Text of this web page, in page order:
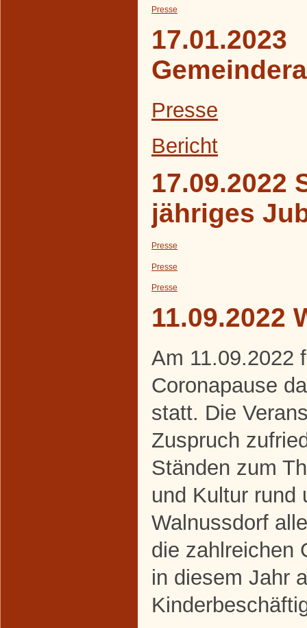
Presse
17.01.2023
Presse
Bericht
17.09.2022
jähriges
Presse
Presse
Presse
11.09.2022
Am 11.09.2022
Coronapause
statt. Die
Zuspruch
Ständen zum
und Kultur rund
Walnussdorf
die zahlreichen
in diesem Jahr